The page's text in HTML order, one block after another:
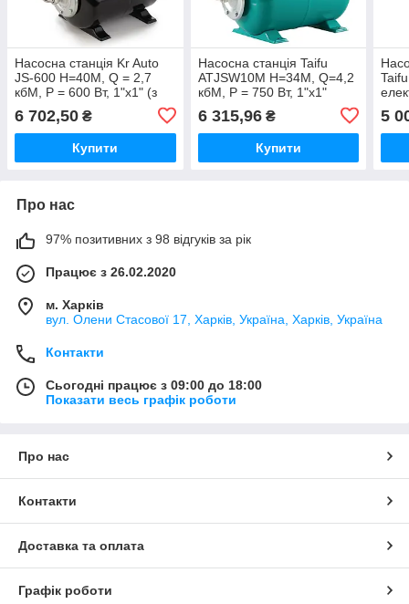
Насосна станція Kr Auto
JS-600 Н=40М, Q = 2,7
кбМ, P = 600 Вт, 1"x1" (з
6 702,50 ₴
Купити
Насосна станція Taifu
ATJSW10M Н=34М, Q=4,2
кбМ, P = 750 Вт, 1"x1"
6 315,96₴
Купити
Вт,
5
Про нас
97% позитивних з 98 відгуків за рік
Працює з 26.02.2020
м. Харків
вул. Олени Стасової 17, Харків, Україна, Харків, Україна
Контакти
Сьогодні працює з 09:00 до 18:00
Показати весь графік роботи
Про нас
Контакти
Доставка та оплата
Графік роботи